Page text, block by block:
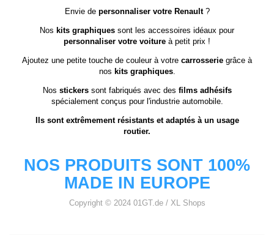
Envie de personnaliser votre Renault ?
Nos kits graphiques sont les accessoires idéaux pour
personnaliser votre voiture à petit prix !
Ajoutez une petite touche de couleur à votre carrosserie grâce à
nos kits graphiques.
Nos stickerssont fabriqués avec des films adhésifs
spécialement conçus pour l'industrie automobile.
Ils sont extrêmement résistants et adaptés à un usage
routier.
NOS PRODUITS SONT 100%
MADE IN EUROPE
Copyright © 2024 01GT.de / XL Shops